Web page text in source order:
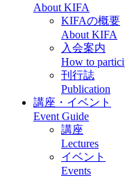
About KIFA
KIFAの概要
About KIFA
入会案内
How to
刊行誌
Publication
講座・イベント
Event Guide
講座
Lectures
イベント
Events